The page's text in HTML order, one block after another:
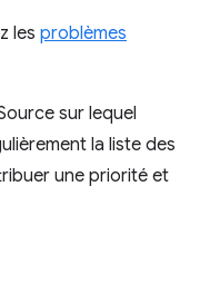
les problèmes
sur lequel
la liste des
une priorité et